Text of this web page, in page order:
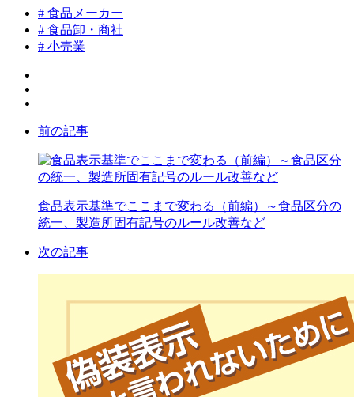
# 食品メーカー
# 食品卸・商社
# 小売業
前の記事
食品表示基準でここまで変わる（前編）～食品区分の
統一、製造所固有記号のルール改善など
次の記事